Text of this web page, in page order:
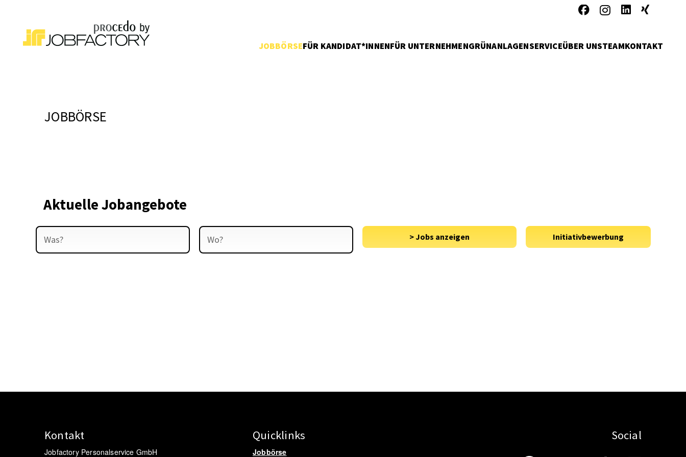
JOBBÖRSEFÜR KANDIDAT*INNENFÜR UNTERNEHMENGRÜNANLAGENSERVICEÜBER UNSTEAMKONTAKT
JOBBÖRSE
Aktuelle Jobangebote
Kontakt
Jobfactory Personalservice GmbH
Quicklinks
Jobbörse
Social